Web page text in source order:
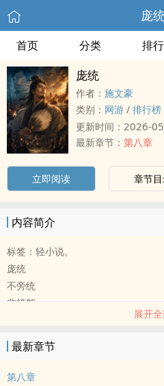
庞
首页 分类 排行
庞统
作者： 施文豪
类别： 网游 / 排行榜
更新时间： 2026-
最新章节： 第八章
立即阅读 章节
内容简介
标签：轻小说。
庞统
不旁统
非螃蟹
展开
最新章节
第八章